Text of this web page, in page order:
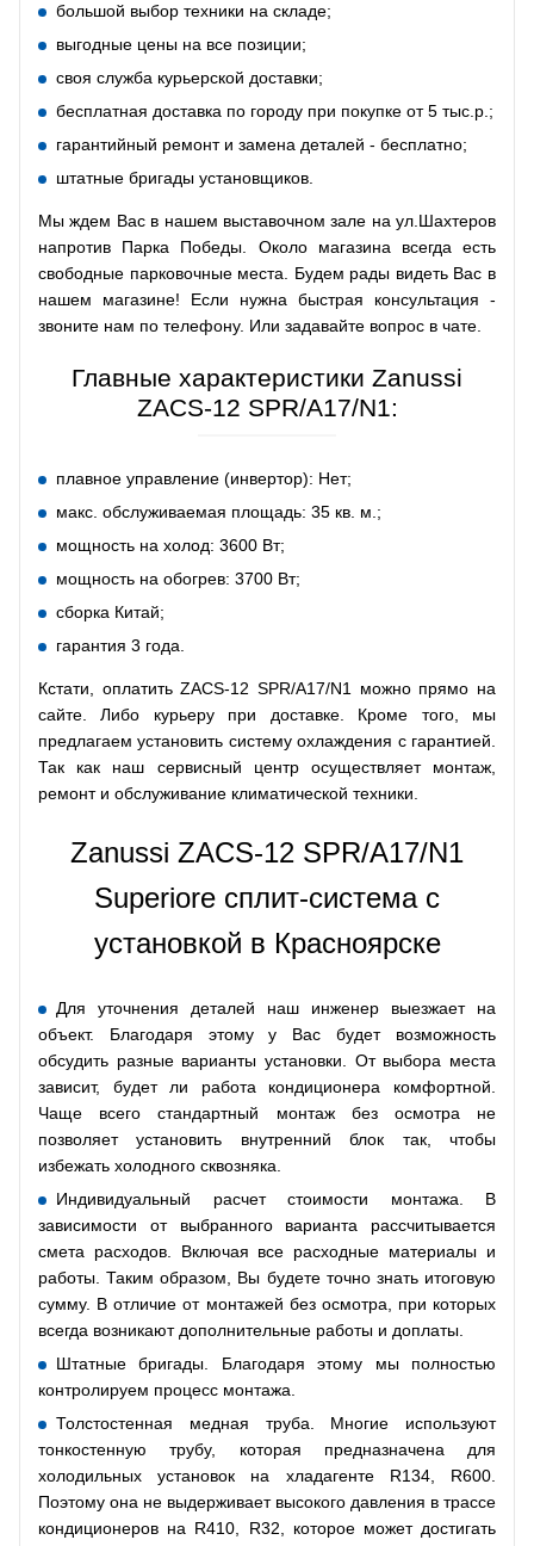
большой выбор техники на складе;
выгодные цены на все позиции;
своя служба курьерской доставки;
бесплатная доставка по городу при покупке от 5 тыс.р.;
гарантийный ремонт и замена деталей - бесплатно;
штатные бригады установщиков.
Мы ждем Вас в нашем выставочном зале на ул.Шахтеров
напротив Парка Победы. Около магазина всегда есть
свободные парковочные места. Будем рады видеть Вас в
нашем магазине! Если нужна быстрая консультация -
звоните нам по телефону. Или задавайте вопрос в чате.
Главные характеристики Zanussi
ZACS-12 SPR/A17/N1:
плавное управление (инвертор): Нет;
макс. обслуживаемая площадь: 35 кв. м.;
мощность на холод: 3600 Вт;
мощность на обогрев: 3700 Вт;
сборка Китай;
гарантия 3 года.
Кстати, оплатить ZACS-12 SPR/A17/N1 можно прямо на
сайте. Либо курьеру при доставке. Кроме того, мы
предлагаем установить систему охлаждения с гарантией.
Так как наш сервисный центр осуществляет монтаж,
ремонт и обслуживание климатической техники.
Zanussi ZACS-12 SPR/A17/N1
Superiore сплит-система с
установкой в Красноярске
Для уточнения деталей наш инженер выезжает на
объект. Благодаря этому у Вас будет возможность
обсудить разные варианты установки. От выбора места
зависит, будет ли работа кондиционера комфортной.
Чаще всего стандартный монтаж без осмотра не
позволяет установить внутренний блок так, чтобы
избежать холодного сквозняка.
Индивидуальный расчет стоимости монтажа. В
зависимости от выбранного варианта рассчитывается
смета расходов. Включая все расходные материалы и
работы. Таким образом, Вы будете точно знать итоговую
сумму. В отличие от монтажей без осмотра, при которых
всегда возникают дополнительные работы и доплаты.
Штатные бригады. Благодаря этому мы полностью
контролируем процесс монтажа.
Толстостенная медная труба. Многие используют
тонкостенную трубу, которая предназначена для
холодильных установок на хладагенте R134, R600.
Поэтому она не выдерживает высокого давления в трассе
кондиционеров на R410, R32, которое может достигать